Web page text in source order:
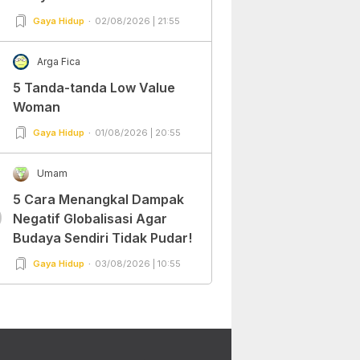
Gaya Hidup 02/08/2026 | 21:55
Arga Fica
5 Tanda-tanda Low Value
Woman
Gaya Hidup 01/08/2026 | 20:55
Umam
5 Cara Menangkal Dampak
Negatif Globalisasi Agar
Budaya Sendiri Tidak Pudar!
Gaya Hidup 03/08/2026 | 10:55